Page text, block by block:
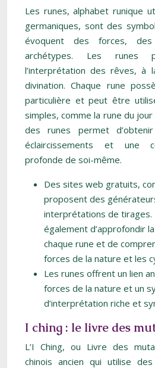
Les runes, alphabet runique
germaniques, sont des
évoquent des forces,
archétypes. Les runes
l’interprétation des rêves, à
divination. Chaque rune
particulière et peut être
simples, comme la rune du
des runes permet
éclaircissements et une
profonde de soi-même.
Des sites web gratuits,
proposent des
interprétations de
également d’approfondir
chaque rune et de
forces de la nature et les
Les runes offrent un lien
forces de la nature et un
d’interprétation riche et
I ching : le livre des
L’I Ching, ou Livre des
chinois ancien qui utilise